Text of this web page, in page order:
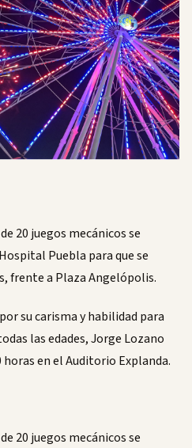
20 juegos mecánicos se
Puebla para que se
frente a Plaza Angelópolis.
su carisma y habilidad para
las edades, Jorge Lozano
horas en el Auditorio Explanda.
20 juegos mecánicos se